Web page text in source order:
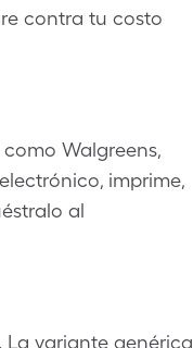
contra tu costo
Walgreens,
imprime,
al
variante genérica